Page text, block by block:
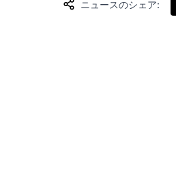
ニュースのシェア: